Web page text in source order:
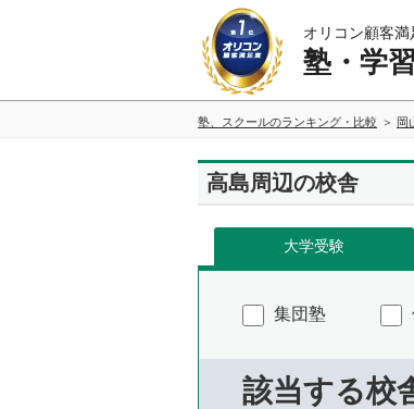
オリコン顧客
塾・学
塾、スクールのランキング・比較 岡
高島周辺の校舎
大学受験
集団塾
該当する校